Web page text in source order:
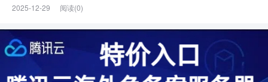
2025-12-29 阅读(0)